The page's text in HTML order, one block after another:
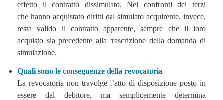
effetto il contratto dissimulato. Nei confronti dei terzi
che hanno acquistato diritti dal simulato acquirente, invece,
resta valido il contratto apparente, sempre che il loro
acquisto sia precedente alla trascrizione della domanda di
simulazione.
Quali sono le conseguenze della revocatoria
La revocatoria non travolge l’atto di disposizione posto in
essere dal debitore, ma semplicemente determina